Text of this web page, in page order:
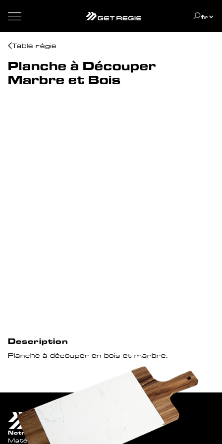
fr
Table régie
Planche à Découper
Marbre et Bois
Description
Planche à découper en bois et marbre.
Notre catalogue
Matériel